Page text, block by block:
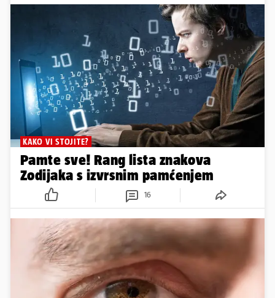
KAKO VI STOJITE?
Pamte sve! Rang lista znakova
Zodijaka s izvrsnim pamćenjem
16